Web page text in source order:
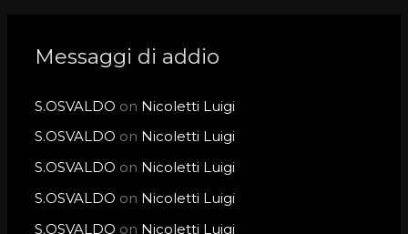
Messaggi di addio
S.OSVALDO on Nicoletti Luigi
S.OSVALDO on Nicoletti Luigi
S.OSVALDO on Nicoletti Luigi
S.OSVALDO on Nicoletti Luigi
S.OSVALDO on Nicoletti Luigi